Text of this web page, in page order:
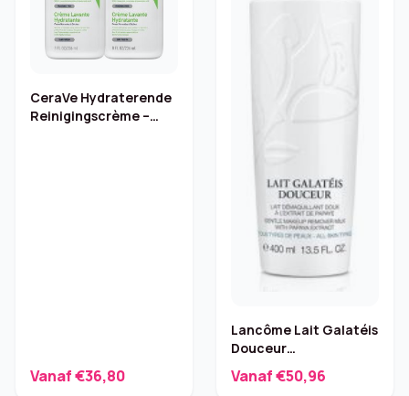
CeraVe Hydraterende
Reinigingscrème –
Vanaf €36,80
Lancôme Lait Galatéis
Douceur
Vanaf €50,96